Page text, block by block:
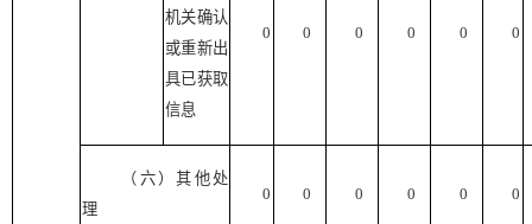
机关确认
或重新出
具已获取
信息
0 0 0 0 0 0
（六）其他处
理
0 0 0 0 0 0